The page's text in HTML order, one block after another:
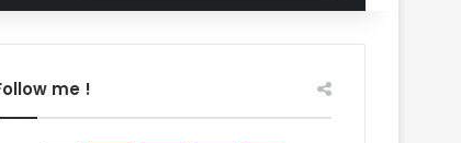
me !